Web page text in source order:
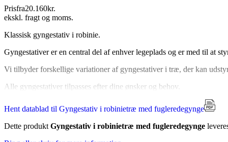
Prisfra20.160kr.
ekskl. fragt og moms.
Klassisk gyngestativ i robinie.
Gyngestativer er en central del af enhver legeplads og er med til at
Vi tilbyder forskellige variationer af gyngestativer i træ, der kan
Alle gyngestativer tilpasses efter dine ønsker og behov.
Hent datablad til Gyngestativ i robinietræ med fugleredegynge
Dette produkt Gyngestativ i robinietræ med fugleredegynge